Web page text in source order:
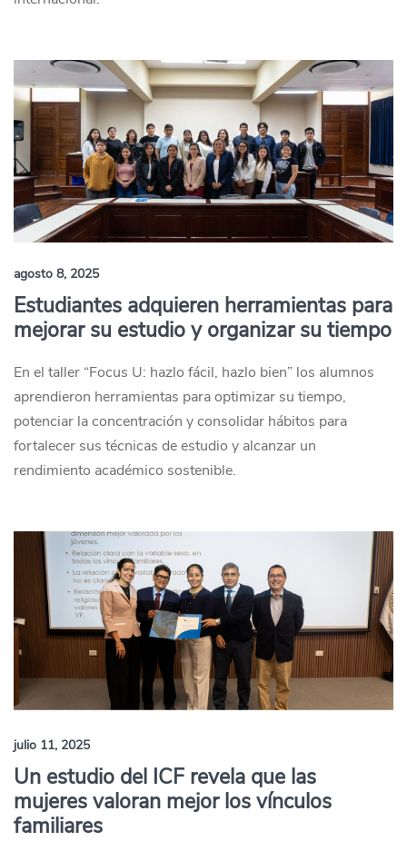
agosto 8, 2025
Estudiantes adquieren herramientas para
mejorar su estudio y organizar su tiempo
En el taller “Focus U: hazlo fácil, hazlo bien” los alumnos
aprendieron herramientas para optimizar su tiempo,
potenciar la concentración y consolidar hábitos para
fortalecer sus técnicas de estudio y alcanzar un
rendimiento académico sostenible.
julio 11, 2025
Un estudio del ICF revela que las
mujeres valoran mejor los vínculos
familiares